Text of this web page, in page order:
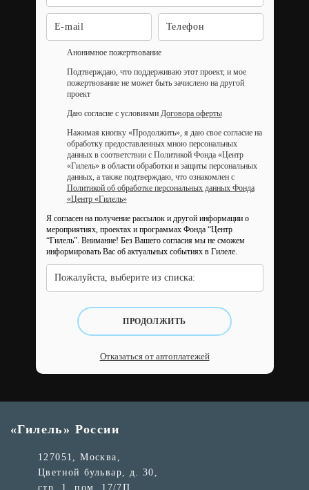
Анонимное пожертвование
Подтверждаю, что поддерживаю этот проект, и мое
пожертвование не может быть зачислено на другой
проект
Даю согласие с условиями Договора оферты
Нажимая кнопку «Продолжить», я даю свое согласие на
обработку предоставленных мною персональных
данных в соответствии с Политикой Фонда «Центр
«Гилель» в области обработки и защиты персональных
данных, а также подтверждаю, что ознакомлен с
Политикой об обработке персональных данных Фонда
«Центр «Гилель»
Я согласен на получение рассылок и другой информации о
мероприятиях, проектах и программах Фонда “Центр
“Гилель”. Внимание! Без Вашего согласия мы не сможем
информировать Вас об актуальных событиях в Гилеле.
Пожалуйста, выберите из списка:
ПРОДОЛЖИТЬ
Отказаться от автоплатежей
«Гилель» России
127051, Москва,
Цветной бульвар, д. 30,
стр. 1, пом. 17/7П